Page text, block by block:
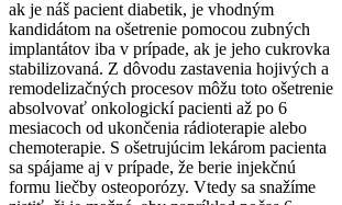
ak je náš pacient diabetik, je vhodným
kandidátom na ošetrenie pomocou zubných
implantátov iba v prípade, ak je jeho cukrovka
stabilizovaná. Z dôvodu zastavenia hojivých a
remodelizačných procesov môžu toto ošetrenie
absolvovať onkologickí pacienti až po 6
mesiacoch od ukončenia rádioterapie alebo
chemoterapie. S ošetrujúcim lekárom pacienta
sa spájame aj v prípade, že berie injekčnú
formu liečby osteoporózy. Vtedy sa snažíme